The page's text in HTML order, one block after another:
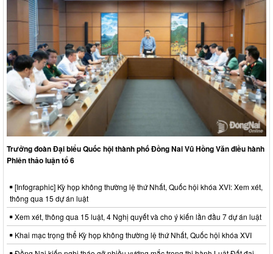
Trưởng đoàn Đại biểu Quốc hội thành phố Đồng Nai Vũ Hồng Văn điều hành
Phiên thảo luận tổ 6
[Infographic] Kỳ họp không thường lệ thứ Nhất, Quốc hội khóa XVI: Xem xét,
thông qua 15 dự án luật
Xem xét, thông qua 15 luật, 4 Nghị quyết và cho ý kiến lần đầu 7 dự án luật
Khai mạc trọng thể Kỳ họp không thường lệ thứ Nhất, Quốc hội khóa XVI